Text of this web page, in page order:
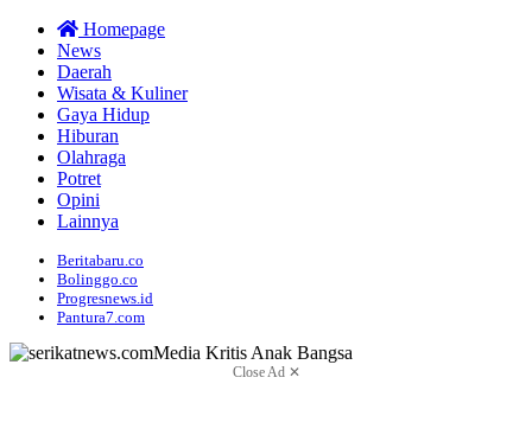
Homepage
News
Daerah
Wisata & Kuliner
Gaya Hidup
Hiburan
Olahraga
Potret
Opini
Lainnya
Beritabaru.co
Bolinggo.co
Progresnews.id
Pantura7.com
Close Ad ✕